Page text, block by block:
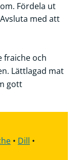
Fördela ut
med att
fraiche och
Lättlagad mat
gott
• Dill •